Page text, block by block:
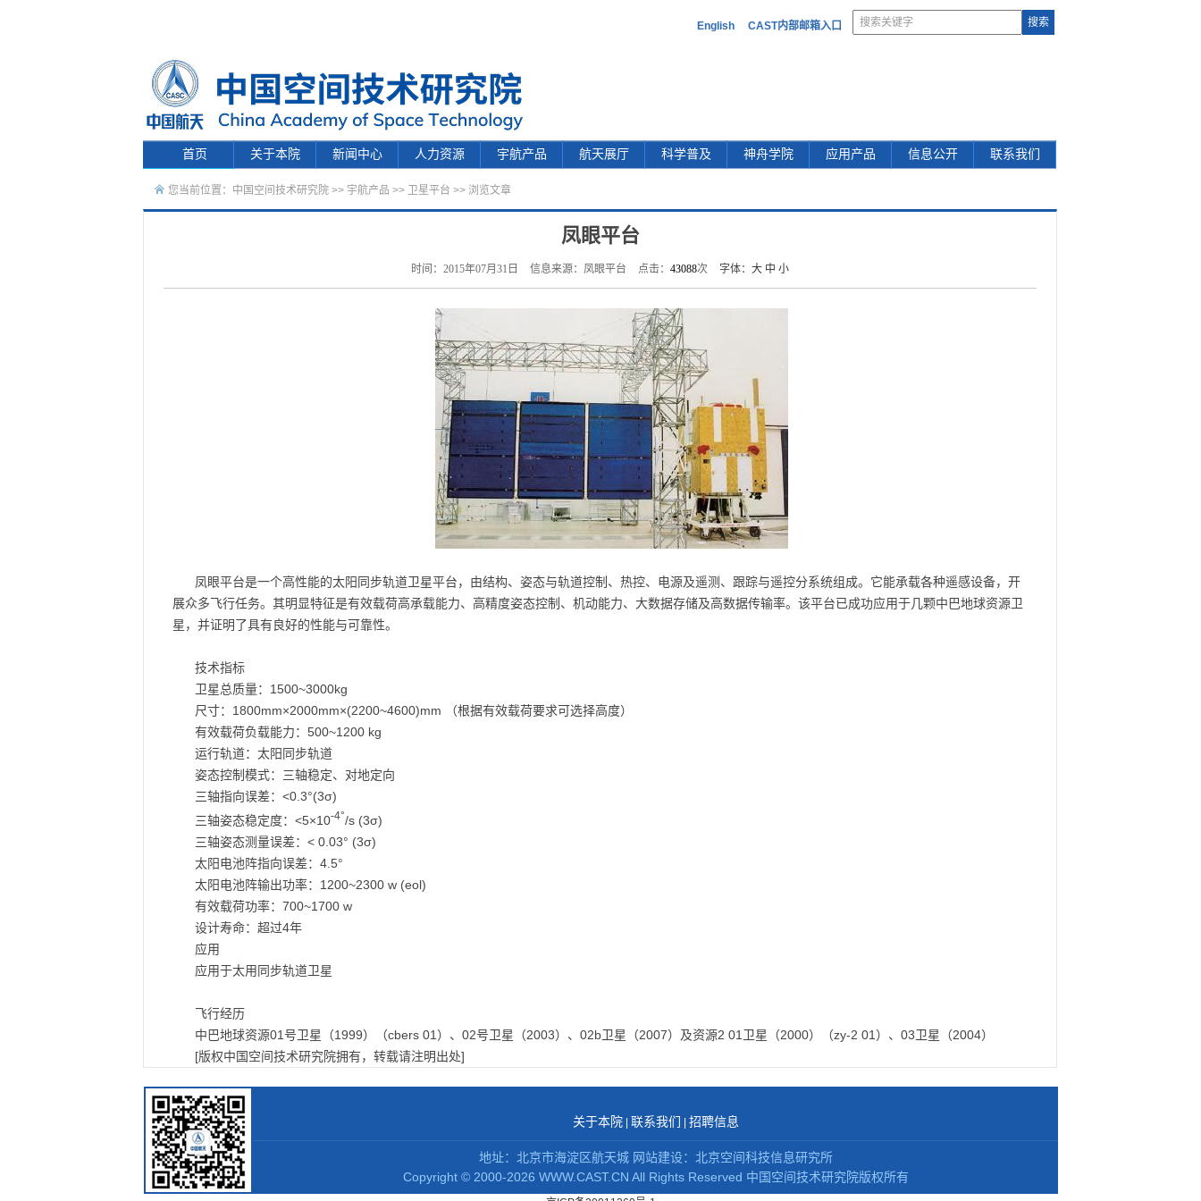
English CAST内部邮箱入口
首页 关于本院 新闻中心 人力资源 宇航产品 航天展厅 科学普及 神舟学院 应用产品 信息公开 联系我们
您当前位置： 中国空间技术研究院 >> 宇航产品 >> 卫星平台 >> 浏览文章
凤眼平台
时间：2015年07月31日 信息来源：凤眼平台 点击： 43088次 字体： 大 中 小
凤眼平台是一个高性能的太阳同步轨道卫星平台，由结构、姿态与轨道控制、热控、电源及遥测、跟踪与遥控分系统组成。它能承载各种遥感设备，开
展众多飞行任务。其明显特征是有效载荷高承载能力、高精度姿态控制、机动能力、大数据存储及高数据传输率。该平台已成功应用于几颗中巴地球资源卫
星，并证明了具有良好的性能与可靠性。
技术指标
卫星总质量：1500~3000kg
尺寸：1800mm×2000mm×(2200~4600)mm （根据有效载荷要求可选择高度）
有效载荷负载能力：500~1200 kg
运行轨道：太阳同步轨道
姿态控制模式：三轴稳定、对地定向
三轴指向误差：<0.3°(3σ)
三轴姿态稳定度：<5×10-4°/s (3σ)
三轴姿态测量误差：< 0.03° (3σ)
太阳电池阵指向误差：4.5°
太阳电池阵输出功率：1200~2300 w (eol)
有效载荷功率：700~1700 w
设计寿命：超过4年
应用
应用于太用同步轨道卫星
飞行经历
中巴地球资源01号卫星（1999）（cbers 01）、02号卫星（2003）、02b卫星（2007）及资源2 01卫星（2000）（zy-2 01）、03卫星（2004）
[版权中国空间技术研究院拥有，转载请注明出处]
关于本院| 联系我们 | 招聘信息
地址：北京市海淀区航天城 网站建设：北京空间科技信息研究所
Copyright ©2000-2026 WWW.CAST.CN All Rights Reserved 中国空间技术研究院版权所有